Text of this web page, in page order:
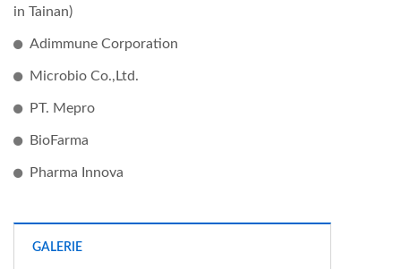
in Tainan)
Adimmune Corporation
Microbio Co.,Ltd.
PT. Mepro
BioFarma
Pharma Innova
GALERIE